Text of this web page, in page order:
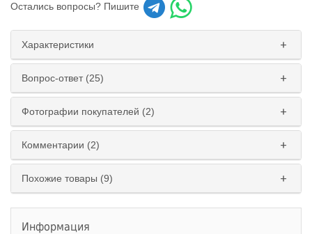
Остались вопросы? Пишите
Характеристики
Вопрос-ответ (25)
Фотографии покупателей (2)
Комментарии (2)
Похожие товары (9)
Информация